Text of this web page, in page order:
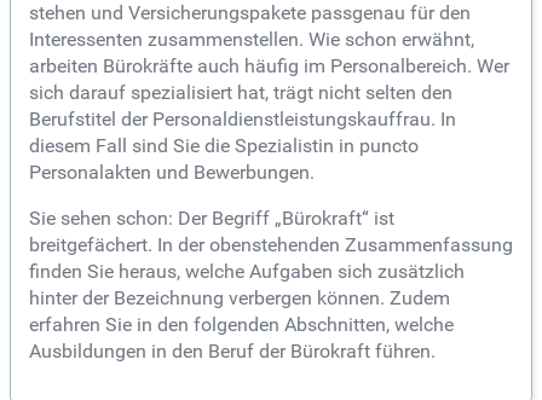
stehen und Versicherungspakete passgenau für den
Interessenten zusammenstellen. Wie schon erwähnt,
arbeiten Bürokräfte auch häufig im Personalbereich. Wer
sich darauf spezialisiert hat, trägt nicht selten den
Berufstitel der Personaldienstleistungskauffrau. In
diesem Fall sind Sie die Spezialistin in puncto
Personalakten und Bewerbungen.
Sie sehen schon: Der Begriff „Bürokraft“ ist
breitgefächert. In der obenstehenden Zusammenfassung
finden Sie heraus, welche Aufgaben sich zusätzlich
hinter der Bezeichnung verbergen können. Zudem
erfahren Sie in den folgenden Abschnitten, welche
Ausbildungen in den Beruf der Bürokraft führen.